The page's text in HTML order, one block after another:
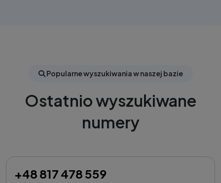
Popularne wyszukiwania w naszej bazie
Ostatnio wyszukiwane
numery
+48 817 478 559